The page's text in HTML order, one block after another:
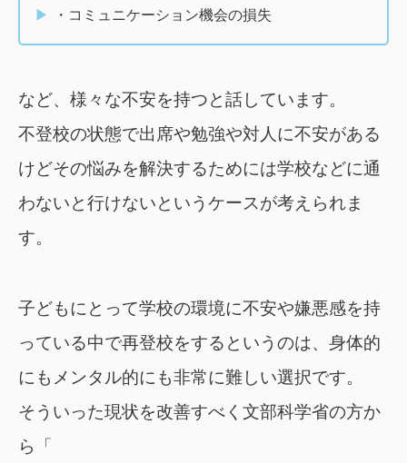
・コミュニケーション機会の損失
など、様々な不安を持つと話しています。
不登校の状態で出席や勉強や対人に不安がある
けどその悩みを解決するためには学校などに通
わないと行けないというケースが考えられま
す。
子どもにとって学校の環境に不安や嫌悪感を持
っている中で再登校をするというのは、身体的
にもメンタル的にも非常に難しい選択です。
そういった現状を改善すべく文部科学省の方か
ら「